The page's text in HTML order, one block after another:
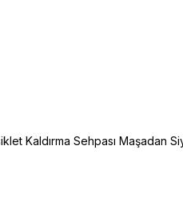
Kaldırma Sehpası Maşadan